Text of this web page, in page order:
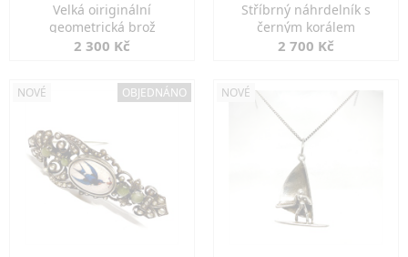
Velká oiriginální
geometrická brož
2 300 Kč
Stříbrný náhrdelník s
černým korálem
2 700 Kč
NOVÉ OBJEDNÁNO NOVÉ